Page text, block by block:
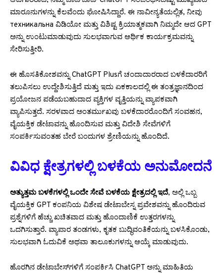
ಮಾರೂನುಗಳನ್ನು ಕೆಲವೆಂದು ಘೋಷಿಸಿದ್ದಾರೆ. ಈ ನಾವೀನ್ಯತೆಯಲ್ಲಿತ, ನೀವು
техникальна ವಿಡಿಯೋ ಮತ್ತು ವಿಶಿಷ್ಟ ಕ್ರಿಯಾತ್ಮಕವಾಗಿ ನಿಮ್ಮದೇ ಆದ GPT
ಅನ್ನು ಉಂಟುಮಾಡುವುದು ಸುಲಭವಾಗುವ ಆರ್ಥಿಕ ಕಾರ್ಯಕ್ರಮವನ್ನು
ಸೇರಿಸುತ್ತೀರಿ.
ಈ ಹೊಸತಿಕೋಶವನ್ನು ChatGPT Plusಗೆ ಚಂದಾದಾರರಾದ ಬಳಕೆದಾರರಿಗೆ
ತಲುಪಿಸಲು ಉದ್ದೇಶಿಸುತ್ತಿದೆ ಮತ್ತು ಇದು ಏಕಕಾಲದಲ್ಲಿ ಈ ತಂತ್ರಜ್ಞಾನದಿಂದ
ಪ್ರಯೋಜನ ಪಡೆಯಬಹುದಾದ ವ್ಯಕ್ತಿಗಳ ವೃತ್ತಿಯನ್ನು ವ್ಯಾಪಕವಾಗಿ
ವ್ಯಾಪಿಸುತ್ತದೆ. ಸರಳವಾದ ಅಂತರ್ಮುಖವು ಬಳಕೆದಾರರೊಂದಿಗೆ ಸಂವಹನ,
ವೈಯಕ್ತಿಕ ಡೇಟಾವನ್ನು ಹೊಂದಿಸುವ ಮತ್ತು ವಿದೇಶಿ ಸೇವೆಗಳಿಗೆ
ಸಂಪರ್ಕಿಸುವಂತಹ ಬೇರೆ ಬಂದುಗಳ ಶ್ರೇಣಿಯನ್ನು ಹೊಂದಿದೆ.
ವಿವಿಧ ಕ್ಷೇತ್ರಗಳಲ್ಲಿ ಬಳಕೆಯ ಅನುಮೋದನೆ
ಅತ್ಯುತ್ತಮ ಬಳಕೆಗಳಲ್ಲಿ ಒಂದೇ ಸೇವೆ ಬಳಕೆಯ ಕ್ಷೇತ್ರದಲ್ಲಿ ಇದೆ, ಅಲ್ಲಿ ಒಬ್ಬ
ವೈಯಕ್ತಿಕ GPT ಕಂಪನಿಯ ವಿಶೇಷ ಡೇಟಾಬೇಸ್ನ ಪ್ರವೇಶವನ್ನು ಹೊಂದಿರುವ
ಪ್ರಶ್ನೆಗಳಿಗೆ ಹೆಚ್ಚು ಖಚಿತವಾದ ಮತ್ತು ಹೊಂದಾಣಿಕೆ ಉತ್ತರಗಳನ್ನು
ಒದಗಿಸುತ್ತಾರೆ. ವ್ಯಾಪಾರ ತಂಡಗಳು, ಕೃತಕ ಬುದ್ಧಿವಂತಿಕೆಯನ್ನು ಬಳಸಿಕೊಂಡು,
ಸುಲಭವಾಗಿ ಓದುವಿಕೆ ಅಥವಾ ತಾಲೂಕುಗಳನ್ನು ಆಯ್ಕೆ ಮಾಡುವುದು.
ಹೊರಗಿನ ಡೇಟಾಬೇಸ್‌ಗಳಿಗೆ ಸಂಪರ್ಕಿಸಿ ChatGPT ಅನ್ನು ಮಾಹಿತಿಯ